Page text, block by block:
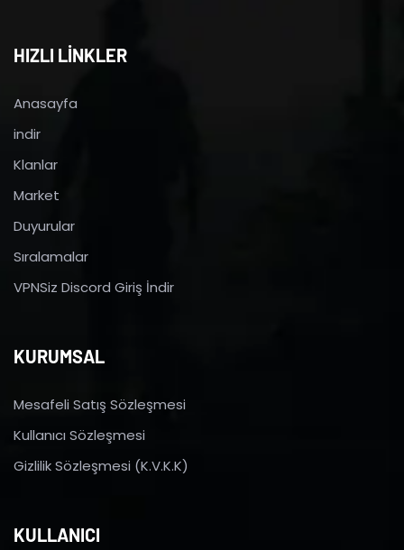
HIZLI LİNKLER
Anasayfa
indir
Klanlar
Market
Duyurular
Sıralamalar
VPNSiz Discord Giriş İndir
KURUMSAL
Mesafeli Satış Sözleşmesi
Kullanıcı Sözleşmesi
Gizlilik Sözleşmesi (K.V.K.K)
KULLANICI